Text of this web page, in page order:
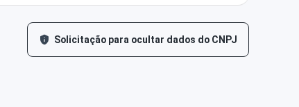
Solicitação para ocultar dados do CNPJ